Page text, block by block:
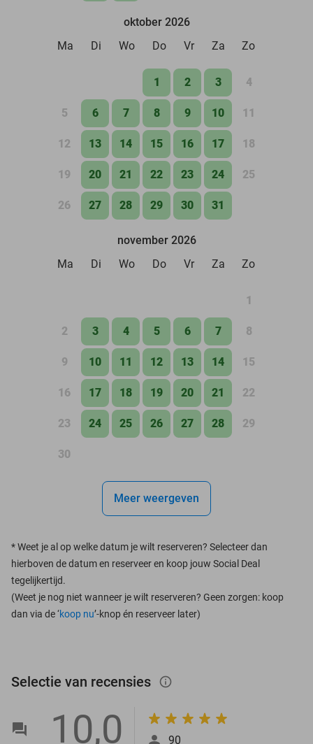
oktober 2026
Ma
Di Wo Do Vr Za Zo
1 2 3 4
5 6 7 8 9 10 11
12 13 14 15 16 17 18
19 20 21 22 23 24 25
26 27 28 29 30 31
november 2026
Ma
Di Wo Do Vr Za Zo
1
2 3 4 5 6 7 8
9 10 11 12 13 14 15
16 17 18 19 20 21 22
23 24 25 26 27 28 29
30
Meer weergeven
*Weet je al op welke datum je wilt reserveren? Selecteer dan
hierboven de datum en reserveer en koop jouw Social Deal
tegelijkertijd.
(Weet je nog niet wanneer je wilt reserveren? Geen zorgen: koop
dan via de ‘koop nu’-knop én reserveer later)
Selectie van recensies info_outlined
10,0 90